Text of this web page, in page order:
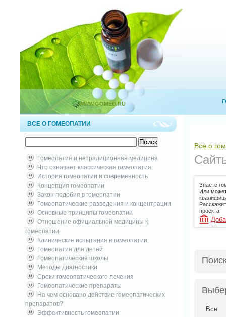
WWW.GOMED.RU
ВСЕ О ГОМЕОПАТИИ
Гомеопатия и нетрадиционная медицина
Что означает классическая гомеопатия
История гомеопатии и современность
Концепция гомеопатии
Закон подобия в гомеопатии
Гомеопатические разведения и концентрации
Основные принципы гомеопатии
Отношение официальной медицины к
гомеопатии
Клинические испытания в гомеопатии
Гомеопатия для детей
Гомеопатические школы
Методы диагностики
Сроки гомеопатического лечения
Гомеопатические препараты
На чем основано действие гомеопатических
препаратов?
Эффективность гомеопатии
Все о
Знаете
Или
проекта!
Все